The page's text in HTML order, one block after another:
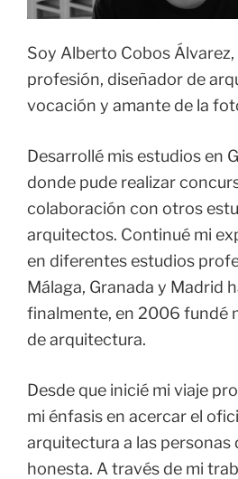
Soy Alberto Cobos
profesión, diseñador de
vocación y amante de la
Desarrollé mis estudios en
donde pude realizar
colaboración con otros
arquitectos. Continué mi
en diferentes estudios
Málaga, Granada y Madrid
finalmente, en 2006 fundé
de arquitectura.
Desde que inicié mi viaje
mi énfasis en acercar el
arquitectura a las personas
honesta. A través de mi